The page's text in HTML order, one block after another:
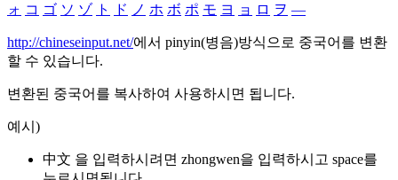
ォ コ ゴ ソ ゾ ト ド ノ ホ ボ ポ モ ヨ ョ ロ ヲ ―
http://chineseinput.net/에서 pinyin(병음)방식으로 중국어를 변환
할 수 있습니다.
변환된 중국어를 복사하여 사용하시면 됩니다.
예시)
中文 을 입력하시려면 zhongwen을 입력하시고 space를